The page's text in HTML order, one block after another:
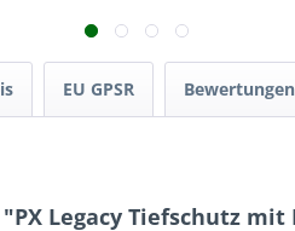
EU GPSR Bewertungen
Legacy Tiefschutz mit